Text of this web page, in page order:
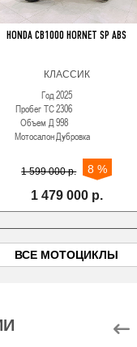
1400GTR
21405
ВДНХ
6 %
000 р.
HONDA CB1000 HORNET SP ABS
КЛАССИК
Год2025
Пробег ТС2306
Объем Д998
МотосалонДубровка
1 599 000 р. 8 %
1 479 000 р.
ВСЕ МОТОЦИКЛЫ